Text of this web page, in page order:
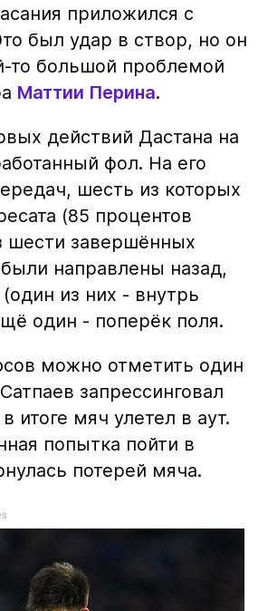
приложился с
был удар в створ, но он
то большой проблемой
Маттии Перина.
действий Дастана на
фол. На его
шесть из которых
(85 процентов
шести завершённых
направлены назад,
из них - внутрь
один - поперёк поля.
можно отметить один
запрессинговал
итоге мяч улетел в аут.
попытка пойти в
потерей мяча.